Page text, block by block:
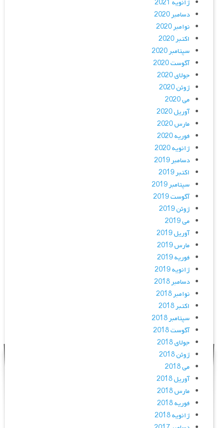
ژانویه 2021
دسامبر 2020
نوامبر 2020
اکتبر 2020
سپتامبر 2020
آگوست 2020
جولای 2020
ژوئن 2020
می 2020
آوریل 2020
مارس 2020
فوریه 2020
ژانویه 2020
دسامبر 2019
اکتبر 2019
سپتامبر 2019
آگوست 2019
ژوئن 2019
می 2019
آوریل 2019
مارس 2019
فوریه 2019
ژانویه 2019
دسامبر 2018
نوامبر 2018
اکتبر 2018
سپتامبر 2018
آگوست 2018
جولای 2018
ژوئن 2018
می 2018
آوریل 2018
مارس 2018
فوریه 2018
ژانویه 2018